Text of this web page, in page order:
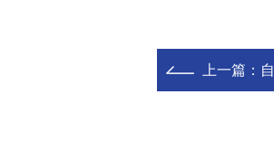
上一篇：